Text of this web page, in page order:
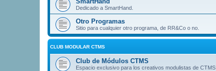
Dedicado a SmartHand.
Otro Programas
Sitio para cualquier otro programa, de RR&Co o no.
CLUB MODULAR CTMS
Club de Módulos CTMS
Espacio exclusivo para los creativos modulistas de CTMS